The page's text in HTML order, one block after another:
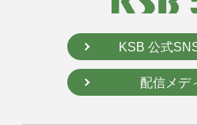
KSB 公式
配信メデ